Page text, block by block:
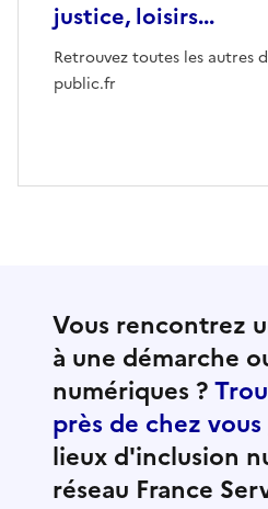
justice, loisirs...
Retrouvez toutes les autres
public.fr
Vous rencontrez
à une démarche
numériques ?
près de chez vous
lieux d'inclusion
réseau France